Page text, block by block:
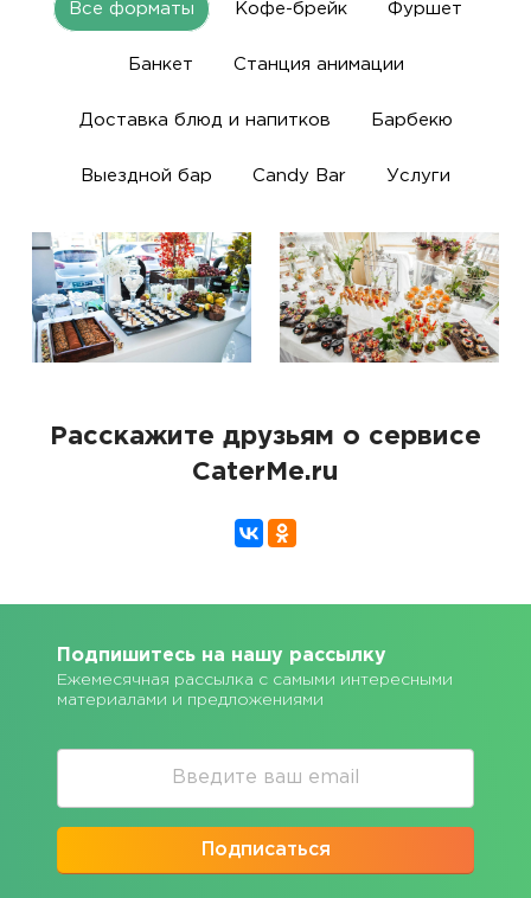
Все форматы Кофе-брейк Фуршет
Банкет Станция анимации
Доставка блюд и напитков Барбекю
Выездной бар Candy Bar Услуги
Расскажите друзьям о сервисе
CaterMe.ru
Подпишитесь на нашу рассылку
Ежемесячная рассылка с самыми интересными
материалами и предложениями
Подписаться